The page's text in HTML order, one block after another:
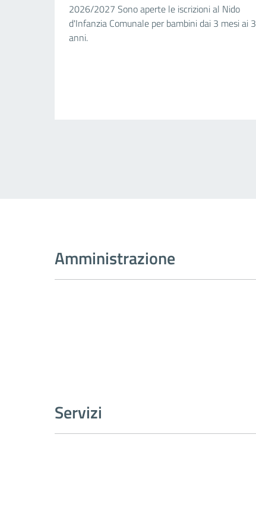
2026/2027 Sono aperte le iscrizioni al Nido
d'Infanzia Comunale per bambini dai 3 mesi ai 3
anni.
Amministrazione
Servizi